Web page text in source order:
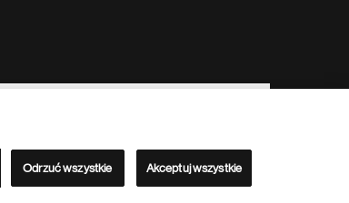
Serwisy lokalne Novartis
Odrzuć wszystkie Akceptuj wszystkie